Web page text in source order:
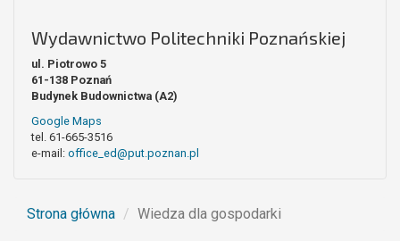
Wydawnictwo Politechniki Poznańskiej
ul. Piotrowo 5
61-138 Poznań
Budynek Budownictwa (A2)
Google Maps
tel. 61-665-3516
e-mail: office_ed@put.poznan.pl
Strona główna Wiedza dla gospodarki